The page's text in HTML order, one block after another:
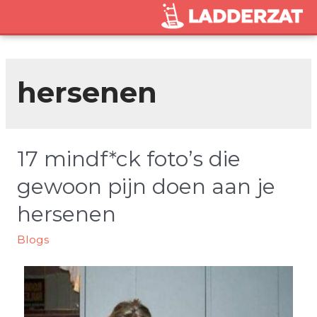
hersenen
17 mindf*ck foto’s die
gewoon pijn doen aan je
hersenen
Blogs